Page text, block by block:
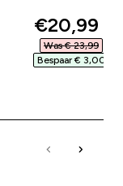
€20,99‎
Was € 23,99‎
Bespaar € 3,00‎